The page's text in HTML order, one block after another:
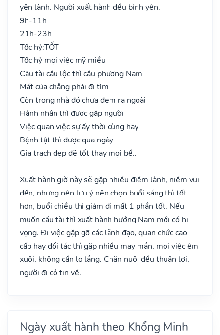
yên lành. Người xuất hành đều bình yên.
9h-11h
21h-23h
Tốc hỷ:TỐT
Tốc hỷ mọi việc mỹ miều
Cầu tài cầu lộc thì cầu phương Nam
Mất của chẳng phải đi tìm
Còn trong nhà đó chưa đem ra ngoài
Hành nhân thì được gặp người
Việc quan việc sự ấy thời cùng hay
Bệnh tật thì được qua ngày
Gia trạch đẹp đẽ tốt thay mọi bề..
Xuất hành giờ này sẽ gặp nhiều điềm lành, niềm vui
đến, nhưng nên lưu ý nên chọn buổi sáng thì tốt
hơn, buổi chiều thì giảm đi mất 1 phần tốt. Nếu
muốn cầu tài thì xuất hành hướng Nam mới có hi
vọng. Đi việc gặp gỡ các lãnh đạo, quan chức cao
cấp hay đối tác thì gặp nhiều may mắn, mọi việc êm
xuôi, không cần lo lắng. Chăn nuôi đều thuận lợi,
người đi có tin về.
Ngày xuất hành theo Khổng Minh